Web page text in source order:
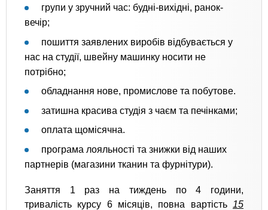
групи у зручний час: будні-вихідні, ранок-
вечір;
пошиття заявлених виробів відбувається у
нас на студії, швейну машинку носити не
потрібно;
обладнання нове, промислове та побутове.
затишна красива студія з чаєм та печінками;
оплата щомісячна.
програма лояльності та знижки від наших
партнерів (магазини тканин та фурнітури).
Заняття 1 раз на тиждень по 4 години,
тривалість курсу 6 місяців, повна вартість 15